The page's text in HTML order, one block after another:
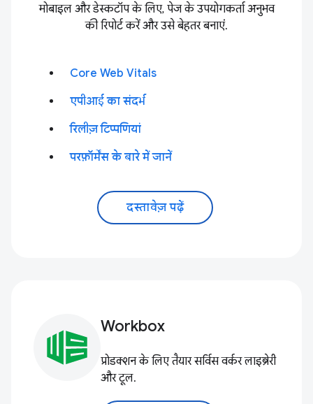
मोबाइल और डेस्कटॉप के लिए, पेज के उपयोगकर्ता अनुभव
की रिपोर्ट करें और उसे बेहतर बनाएं.
Core Web Vitals
एपीआई का संदर्भ
रिलीज़ टिप्पणियां
परफ़ॉर्मेंस के बारे में जानें
दस्तावेज़ पढ़ें
Workbox
प्रोडक्शन के लिए तैयार सर्विस वर्कर लाइब्रेरी
और टूल.